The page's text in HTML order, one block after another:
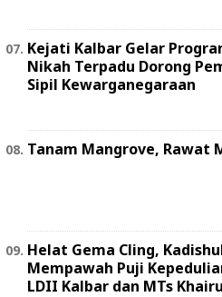
Kejati Kalbar Gelar
Nikah Terpadu Dorong
Sipil Kewarganegaraan
Tanam Mangrove, Rawat
Helat Gema Cling,
Mempawah Puji
LDII Kalbar dan MTs